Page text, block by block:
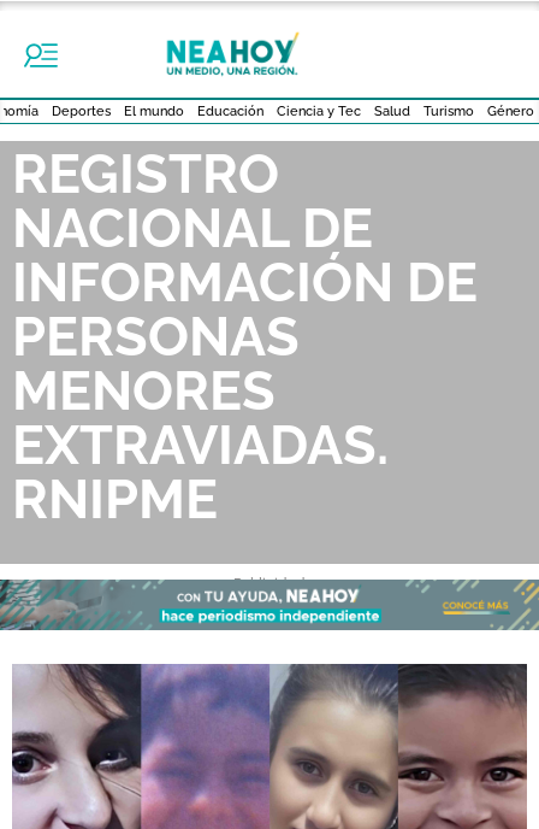
Deportes El mundo Educación Ciencia y Tec Salud Turismo Género
REGISTRO
NACIONAL DE
INFORMACIÓN DE
PERSONAS
MENORES
EXTRAVIADAS.
RNIPME
- Publicidad -
Los otros “Loan”: según cifras oficiales, ¿cuántos menores
desaparecidos en el NEA hay en la actualidad?
Julio 4, 2024